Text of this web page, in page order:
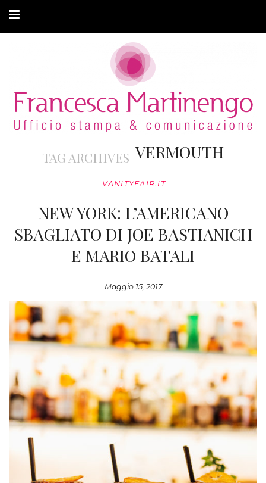
ARTICOLI
MODA ADATTIVA
CONTATTITAG ARCHIVES VERMOUTH
VANITYFAIR.IT
NEW YORK: L’AMERICANO
SBAGLIATO DI JOE BASTIANICH
E MARIO BATALI
Maggio 15, 2017